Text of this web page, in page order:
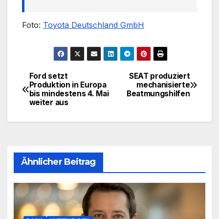
Foto: Toyota Deutschland GmbH
Beitragsnavigation
SEAT produziert
mechanisierte
Beatmungshilfen
Ford setzt
Produktion in Europa
bis mindestens 4. Mai
weiter aus
Ähnlicher Beitrag